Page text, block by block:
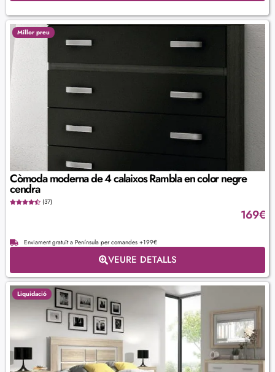
Millor preu
Còmoda moderna de 4 calaixos Rambla en color negre
cendra
(37)
169€
Enviament gratuït a Península per comandes +199€
VEURE DETALLS
Liquidació